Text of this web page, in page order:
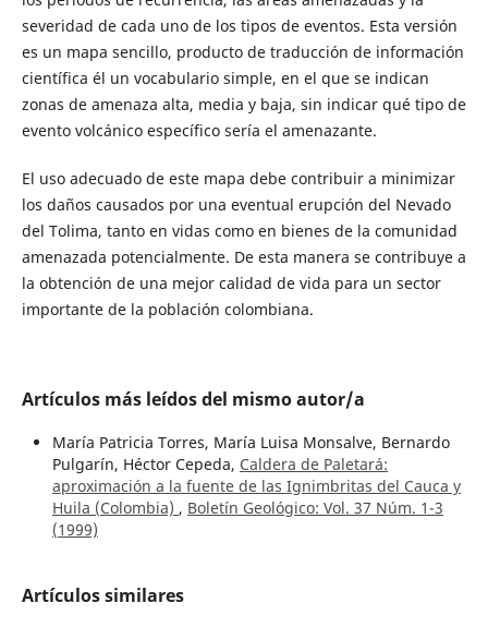
severidad de cada uno de los tipos de eventos. Esta versión
es un mapa sencillo, producto de traducción de información
científica él un vocabulario simple, en el que se indican
zonas de amenaza alta, media y baja, sin indicar qué tipo de
evento volcánico específico sería el amenazante.
El uso adecuado de este mapa debe contribuir a minimizar
los daños causados por una eventual erupción del Nevado
del Tolima, tanto en vidas como en bienes de la comunidad
amenazada potencialmente. De esta manera se contribuye a
la obtención de una mejor calidad de vida para un sector
importante de la población colombiana.
Artículos más leídos del mismo autor/a
María Patricia Torres, María Luisa Monsalve, Bernardo
Pulgarín, Héctor Cepeda, Caldera de Paletará:
aproximación a la fuente de las Ignimbritas del Cauca y
Huila (Colombia) , Boletín Geológico: Vol. 37 Núm. 1-3
(1999)
Artículos similares